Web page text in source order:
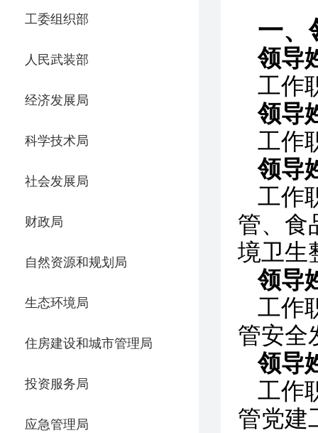
工委组织部
人民武装部
经济发展局
科学技术局
社会发展局
财政局
自然资源和规划局
生态环境局
住房建设和城市管理局
投资服务局
应急管理局
一、
领导
工作
领导
工作
领导
工作
管、食
境卫生
领导
工作
管安全
领导
工作
管党建